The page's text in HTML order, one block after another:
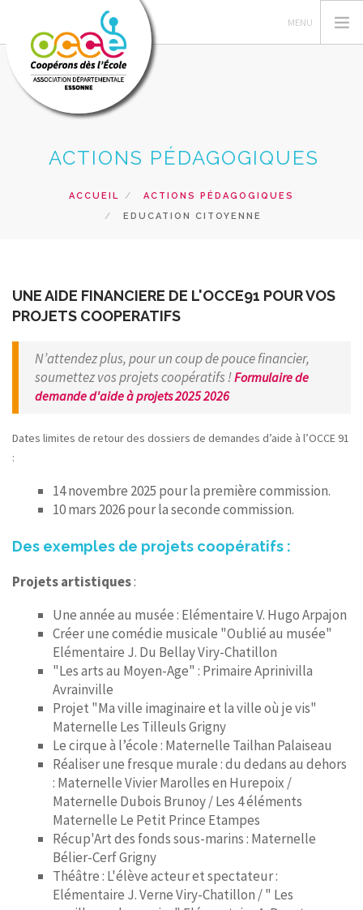
ACTIONS PÉDAGOGIQUES
GERER SA COOPERATIVE
PRÊTS ET SERVICES
RECHERCHER
ACTIONS PÉDAGOGIQUES
ACCUEIL
ACTIONS PÉDAGOGIQUES
EDUCATION CITOYENNE
UNE AIDE FINANCIERE DE L'OCCE91 POUR VOS
PROJETS COOPERATIFS
N’attendez plus, pour un coup de pouce financier,
soumettez vos projets coopératifs !Formulaire de
demande d'aide à projets 2025 2026
Dates limites de retour des dossiers de demandes d’aide à l’OCCE 91
:
14 novembre 2025 pour la première commission.
10 mars 2026 pour la seconde commission.
Des exemples de projets coopératifs :
Projets artistiques:
Une année au musée : Elémentaire V. Hugo Arpajon
Créer une comédie musicale "Oublié au musée"
Elémentaire J. Du Bellay Viry-Chatillon
"Les arts au Moyen-Age" : Primaire Aprinivilla
Avrainville
Projet "Ma ville imaginaire et la ville où je vis"
Maternelle Les Tilleuls Grigny
Le cirque à l’école : Maternelle Tailhan Palaiseau
Réaliser une fresque murale : du dedans au dehors
: Maternelle Vivier Marolles en Hurepoix /
Maternelle Dubois Brunoy / Les 4 éléments
Maternelle Le Petit Prince Etampes
Récup'Art des fonds sous-marins : Maternelle
Bélier-Cerf Grigny
Théâtre : L'élève acteur et spectateur :
Elémentaire J. Verne Viry-Chatillon / " Les